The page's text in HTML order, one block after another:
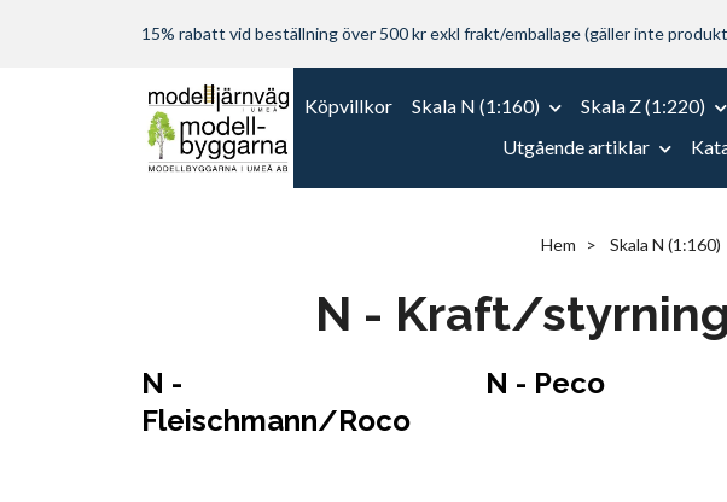
15% rabatt vid beställning över 500 kr exkl frakt/emballage (gäller inte
Köpvillkor Skala N (1:160) Skala Z (1:220)
Utgående artiklar
Hem Skala N (1:160)
N - Kraft/
N -
Fleischmann/Roco
N - Peco